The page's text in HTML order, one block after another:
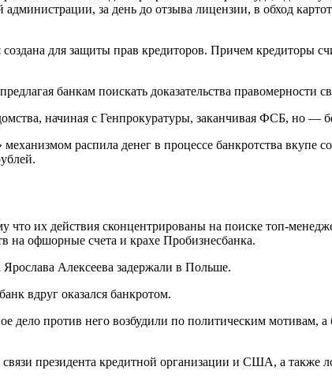
за день до отзыва лицензии, в обход
для защиты прав кредиторов. Причем кредиторы
банкам поискать доказательства
начиная с Генпрокуратуры, заканчивая ФСБ, но —
распила денег в процессе банкротства
их действия сконцентрированы на поиске топ-
на офшорные счета и крахе Пробизнесбанка.
Алексеева задержали в Польше.
вдруг оказался банкротом.
дело против него возбудили по политическим мотивам,
президента кредитной организации и США, а также